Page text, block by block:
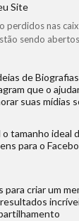
Site
perdidos nas
sendo
de
que o
suas mídias
o tamanho ideal
para o
para criar um